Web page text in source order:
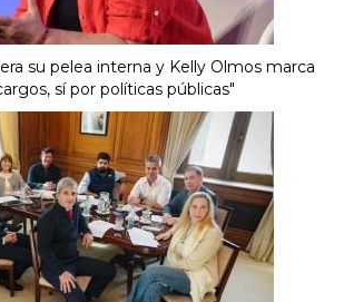
su pelea interna y Kelly Olmos marca
sí por políticas públicas"